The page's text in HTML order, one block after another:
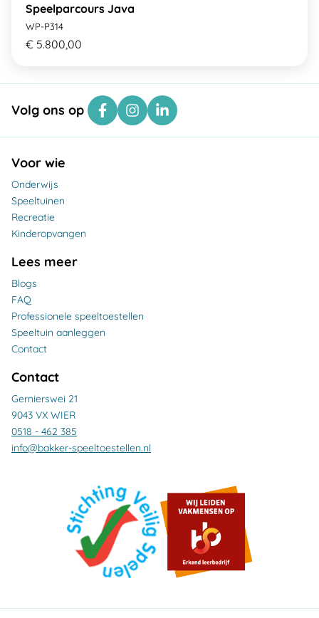
Speelparcours Java
WP-P314
€ 5.800,00
Volg ons op
Voor wie
Onderwijs
Speeltuinen
Recreatie
Kinderopvangen
Lees meer
Blogs
FAQ
Professionele speeltoestellen
Speeltuin aanleggen
Contact
Contact
Gernierswei 21
9043 VX WIER
0518 - 462 385
info@bakker-speeltoestellen.nl